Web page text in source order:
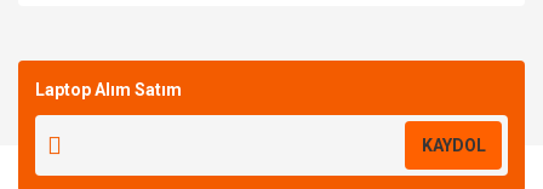
Laptop Alım Satım
KAYDOL